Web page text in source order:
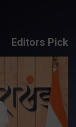
Editors Pick